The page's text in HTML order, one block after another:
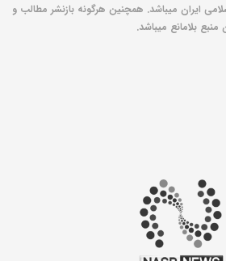
ایران میباشد. همچنین هرگونه بازنشر مطالب و
منبع بلامانع میباشد.